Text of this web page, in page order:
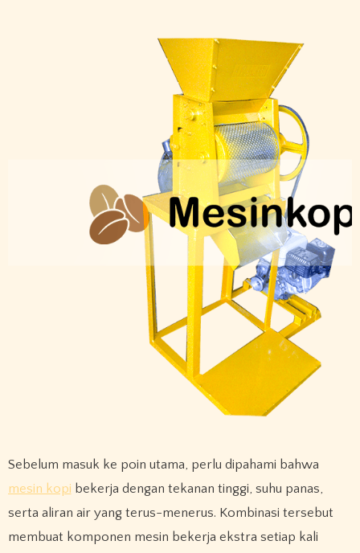
Sebelum masuk ke poin utama, perlu dipahami bahwa
mesin kopi bekerja dengan tekanan tinggi, suhu panas,
serta aliran air yang terus-menerus. Kombinasi tersebut
membuat komponen mesin bekerja ekstra setiap kali